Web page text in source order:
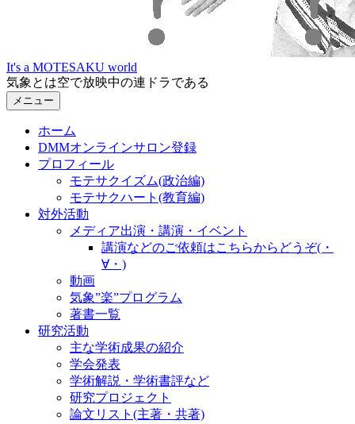
It's a MOTESAKU world
気象とは空で放映中の連ドラである
メニュー
ホーム
DMMオンラインサロン登録
プロフィール
モテサクイズム(政治編)
モテサクハート(教育編)
対外活動
メディア出演・講演・イベント
講演などのご依頼はこちらからどうぞ(・
∀・)
動画
気象”楽”プログラム
著書一覧
研究活動
主な学術成果の紹介
学会発表
学術解説・学術書評など
研究プロジェクト
論文リスト(主著・共著)